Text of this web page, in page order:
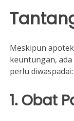
Meskipun
keuntungan,
perlu diwaspadai:
1. Obat